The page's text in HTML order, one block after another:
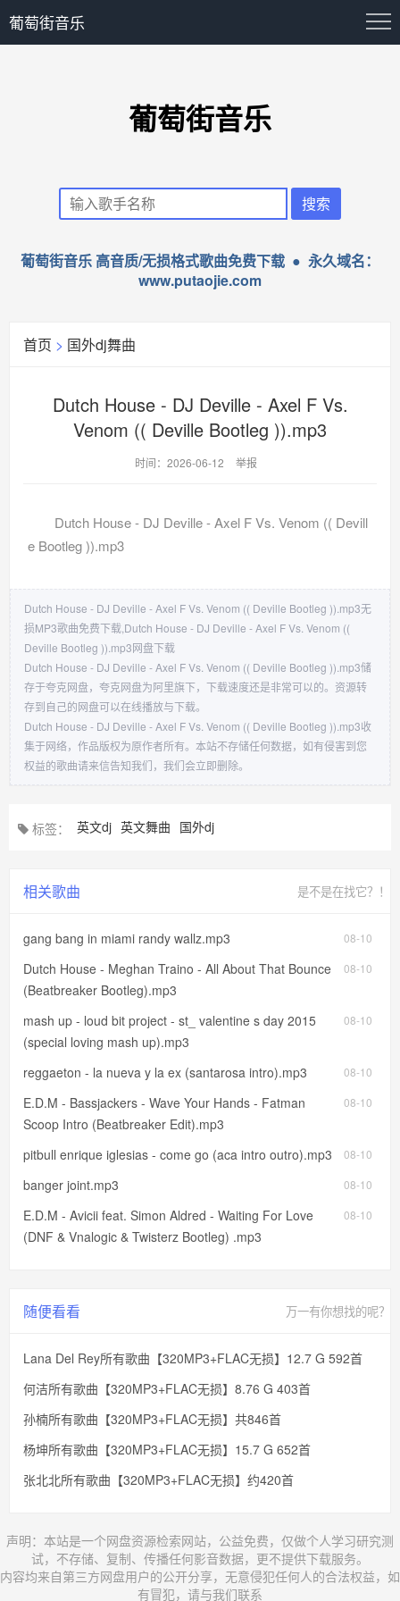
葡萄街音乐
葡萄街音乐
葡萄街音乐 高音质/无损格式歌曲免费下载 ● 永久域名：
www.putaojie.com
首页 > 国外dj舞曲
Dutch House - DJ Deville - Axel F Vs.
Venom (( Deville Bootleg )).mp3
时间：2026-06-12 举报
Dutch House - DJ Deville - Axel F Vs. Venom (( Devill
e Bootleg )).mp3
Dutch House - DJ Deville - Axel F Vs. Venom (( Deville Bootleg )).mp3无
损MP3歌曲免费下载,Dutch House - DJ Deville - Axel F Vs. Venom ((
Deville Bootleg )).mp3网盘下载
Dutch House - DJ Deville - Axel F Vs. Venom (( Deville Bootleg )).mp3储
存于夸克网盘，夸克网盘为阿里旗下，下载速度还是非常可以的。资源转
存到自己的网盘可以在线播放与下载。
Dutch House - DJ Deville - Axel F Vs. Venom (( Deville Bootleg )).mp3收
集于网络，作品版权为原作者所有。本站不存储任何数据，如有侵害到您
权益的歌曲请来信告知我们，我们会立即删除。
标签： 英文dj 英文舞曲 国外dj
相关歌曲 是不是在找它？！
08-10
gang bang in miami randy wallz.mp3
08-10
Dutch House - Meghan Traino - All About That Bounce
(Beatbreaker Bootleg).mp3
08-10
mash up - loud bit project - st_ valentine s day 2015
(special loving mash up).mp3
08-10
reggaeton - la nueva y la ex (santarosa intro).mp3
08-10
E.D.M - Bassjackers - Wave Your Hands - Fatman
Scoop Intro (Beatbreaker Edit).mp3
08-10
pitbull enrique iglesias - come go (aca intro outro).mp3
08-10
banger joint.mp3
08-10
E.D.M - Avicii feat. Simon Aldred - Waiting For Love
(DNF & Vnalogic & Twisterz Bootleg) .mp3
随便看看 万一有你想找的呢？
Lana Del Rey所有歌曲【320MP3+FLAC无损】12.7 G 592首
何洁所有歌曲【320MP3+FLAC无损】8.76 G 403首
孙楠所有歌曲【320MP3+FLAC无损】共846首
杨坤所有歌曲【320MP3+FLAC无损】15.7 G 652首
张北北所有歌曲【320MP3+FLAC无损】约420首
声明：本站是一个网盘资源检索网站，公益免费，仅做个人学习研究测
试，不存储、复制、传播任何影音数据，更不提供下载服务。
内容均来自第三方网盘用户的公开分享，无意侵犯任何人的合法权益，如
有冒犯，请与我们联系